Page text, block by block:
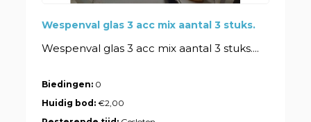
Wespenval glas 3 acc mix aantal 3 stuks.
Wespenval glas 3 acc mix aantal 3 stuks....
Biedingen: 0
Huidig bod:€2,00